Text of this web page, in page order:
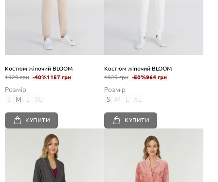
Костюм жіночий BLOOM
1929 грн -40%1157 грн
Розмір
S
M L XL
КУПИТИ
Костюм жіночий BLOOM
1929 грн -50%964 грн
Розмір
S
M L XL
КУПИТИ